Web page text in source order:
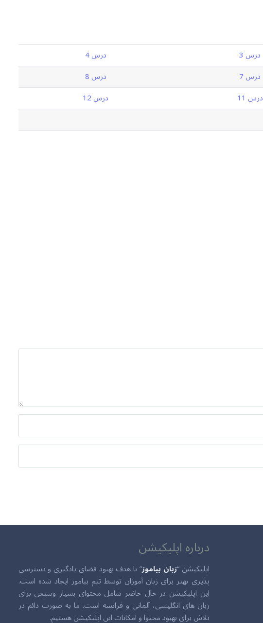
درس 3
درس 4
درس 7
درس 8
درس 11
درس 12
درباره اپلیکیشن
اپلیکیشن “زبان بیاموز” با هدف بهبود فضای یادگیری و دسترسی
پذیری بهتر برای زبان آموزان توسط تیم بیاموز ایجاد شده است.
این اپلیکیشن در حال حاضر شامل محتوای بسیار وسیعی برای
زبان های انگلیسی، آلمانی و فرانسه است. ما به صورت دائم در
تلاش برای بهبود محتوا و امکانات این اپلیکیشن هستیم.